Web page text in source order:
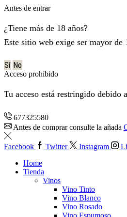
Antes de entrar
¿Tiene más de 18 años?
Este sitio web exige ser mayor de
Sí No
Acceso prohibido
Tu acceso está restringido debido
677325580
Antes de comprar consulte la añada
Facebook Twitter Instagram
Home
Tienda
Vinos
Vino Tinto
Vino Blanco
Vino Rosado